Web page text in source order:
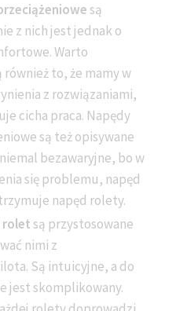
są
z nich jest jednak o
Warto
to, że mamy w
z rozwiązaniami,
cicha praca. Napędy
są też opisywane
bezawaryjne, bo w
się problemu, napęd
napęd rolety.
roletsą przystosowane
nimi z
Są intuicyjne, a do
jest skomplikowany.